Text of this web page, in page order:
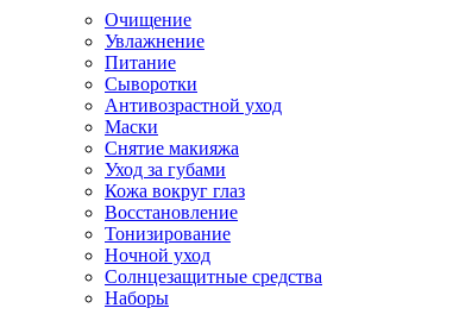
Очищение
Увлажнение
Питание
Сыворотки
Антивозрастной уход
Маски
Снятие макияжа
Уход за губами
Кожа вокруг глаз
Восстановление
Тонизирование
Ночной уход
Солнцезащитные средства
Наборы